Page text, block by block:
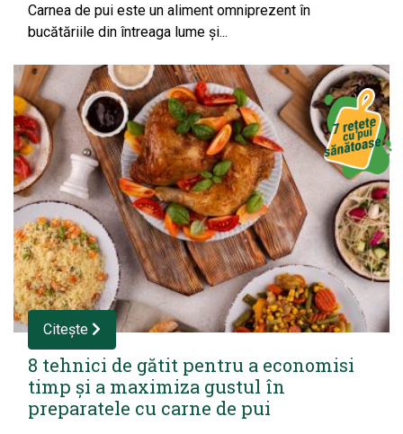
Carnea de pui este un aliment omniprezent în
bucătăriile din întreaga lume și...
Citește
8 tehnici de gătit pentru a economisi
timp și a maximiza gustul în
preparatele cu carne de pui